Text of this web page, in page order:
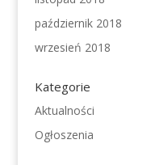
październik 2018
wrzesień 2018
Kategorie
Aktualności
Ogłoszenia